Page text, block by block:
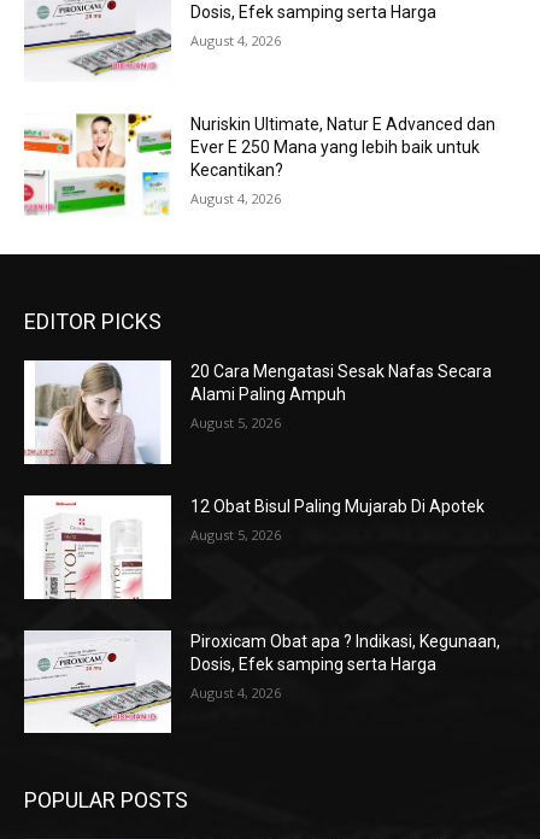
Dosis, Efek samping serta Harga
August 4, 2026
Nuriskin Ultimate, Natur E Advanced dan
Ever E 250 Mana yang lebih baik untuk
Kecantikan?
August 4, 2026
EDITOR PICKS
20 Cara Mengatasi Sesak Nafas Secara
Alami Paling Ampuh
August 5, 2026
12 Obat Bisul Paling Mujarab Di Apotek
August 5, 2026
Piroxicam Obat apa ? Indikasi, Kegunaan,
Dosis, Efek samping serta Harga
August 4, 2026
POPULAR POSTS